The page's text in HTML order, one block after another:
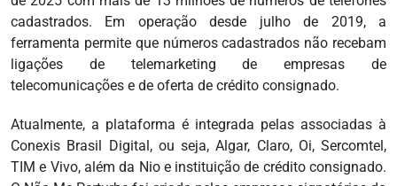
cadastrados. Em operação desde julho de 2019, a
ferramenta permite que números cadastrados não recebam
ligações de telemarketing de empresas de
telecomunicações e de oferta de crédito consignado.
Atualmente, a plataforma é integrada pelas associadas à
Conexis Brasil Digital, ou seja, Algar, Claro, Oi, Sercomtel,
TIM e Vivo, além da Nio e instituição de crédito consignado.